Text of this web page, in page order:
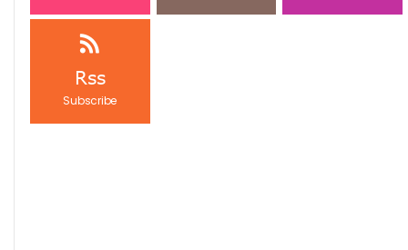
Rss
Subscribe